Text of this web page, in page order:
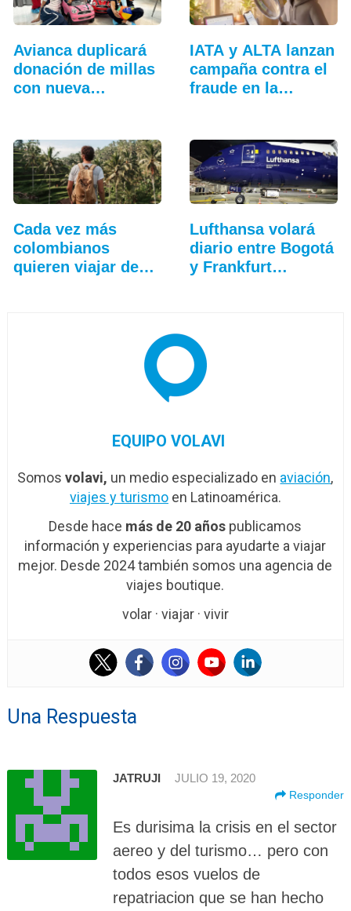
Avianca duplicará
donación de millas
con nueva
IATA y ALTA lanzan
campaña contra el
fraude en la…
Cada vez más
colombianos
quieren viajar de
Lufthansa volará
diario entre Bogotá
y Frankfurt…
EQUIPO VOLAVI
Somosvolavi, un medio especializado en aviación,
viajes y turismoen Latinoamérica.
Desde hace más de 20 años publicamos
información y experiencias para ayudarte a viajar
mejor. Desde 2024 también somos una agencia de
viajes boutique.
volar · viajar · vivir
Una Respuesta
JATRUJI JULIO 19, 2020
Responder
Es durisima la crisis en el sector
aereo y del turismo… pero con
todos esos vuelos de
repatriacion que se han hecho